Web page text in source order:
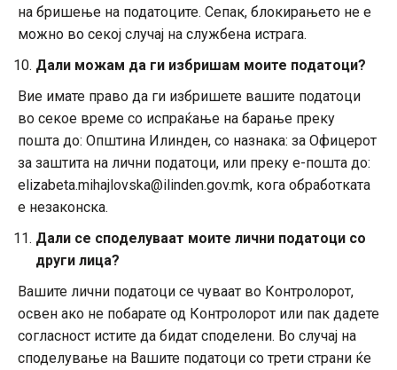
на бришење на податоците. Сепак, блокирањето не е
можно во секој случај на службена истрага.
Дали можам да ги избришам моите податоци?
Вие имате право да ги избришете вашите податоци
во секое време со испраќање на барање преку
пошта до: Општина Илинден, со назнака: за Офицерот
за заштита на лични податоци, или преку е-пошта до:
elizabeta.mihajlovska@ilinden.gov.mk, кога обработката
е незаконска.
Дали се споделуваат моите лични податоци со
други лица?
Вашите лични податоци се чуваат во Контролорот,
освен ако не побарате од Контролорот или пак дадете
согласност истите да бидат споделени. Во случај на
споделување на Вашите податоци со трети страни ќе